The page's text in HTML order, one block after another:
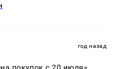
год назад